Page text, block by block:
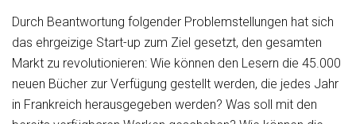
Durch Beantwortung folgender Problemstellungen hat sich
das ehrgeizige Start-up zum Ziel gesetzt, den gesamten
Markt zu revolutionieren: Wie können den Lesern die 45.000
neuen Bücher zur Verfügung gestellt werden, die jedes Jahr
in Frankreich herausgegeben werden? Was soll mit den